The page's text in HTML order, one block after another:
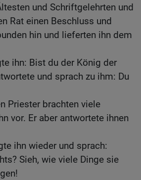
und Schriftgelehrten und
Rat einen Beschluss und
hin und lieferten ihn dem
ihn: Bist du der König der
und sprach zu ihm: Du
Priester brachten viele
vor. Er aber antwortete ihnen
ihn wieder und sprach:
Sieh, wie viele Dinge sie